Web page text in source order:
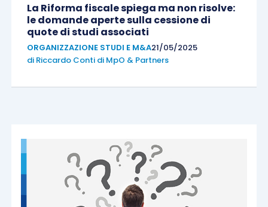
La Riforma fiscale spiega ma non risolve:
le domande aperte sulla cessione di
quote di studi associati
ORGANIZZAZIONE STUDI E M&A21/05/2025
di Riccardo Conti di MpO & Partners